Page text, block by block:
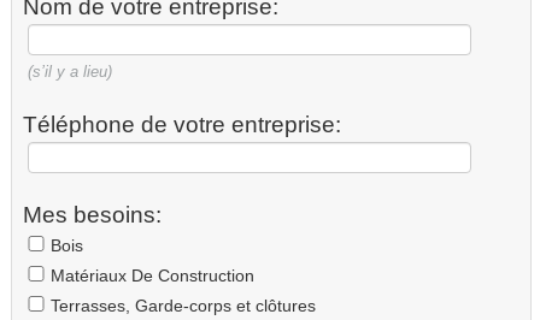
Nom de votre entreprise:
(s’il y a lieu)
Téléphone de votre entreprise:
Mes besoins:
Bois
Matériaux De Construction
Terrasses, Garde-corps et clôtures